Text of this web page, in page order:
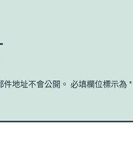
地址不會公開。 必填欄位標示為 *